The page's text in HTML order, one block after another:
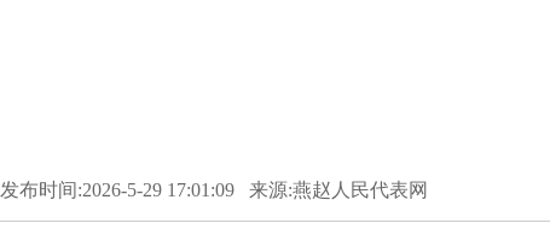
发布时间:2026-5-29 17:01:09 来源:燕赵人民代表网